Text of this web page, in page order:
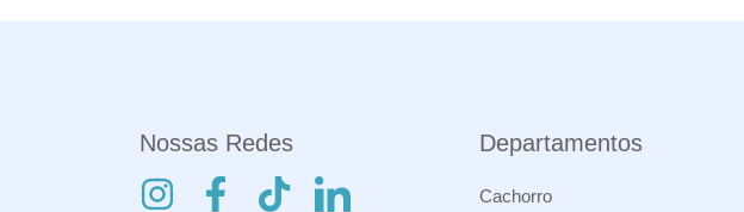
Nossas Redes Departamentos
Cachorro